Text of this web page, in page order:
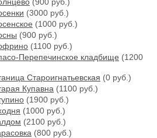
(3000 руб.)
(1000 руб.)
(900 руб.)
(1100 руб.)
Перепечинское кладбище (1200
Староигнатьевская (0 руб.)
Купавна (1100 руб.)
(1900 руб.)
(1000 руб.)
(2100 руб.)
(800 руб.)